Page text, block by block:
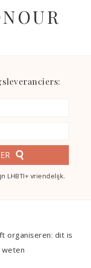
LHBTI+ vriendelijk.
organiseren: dit is